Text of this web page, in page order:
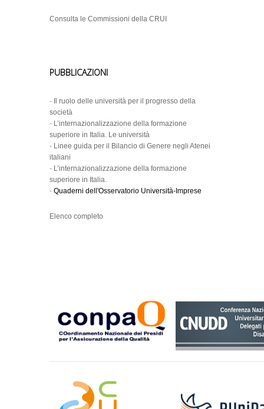
Consulta le Commissioni della CRUI
PUBBLICAZIONI
-
Il ruolo delle università per il progresso della
società
- L’internazionalizzazione della formazione
superiore in Italia. Le università
- Linee guida per il Bilancio di Genere negli Atenei
italiani
- L’internazionalizzazione della formazione
superiore in Italia.
- Quaderni dell'Osservatorio Università-Imprese
Elenco completo